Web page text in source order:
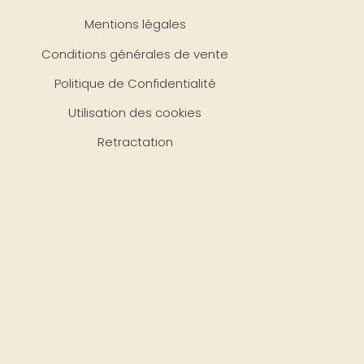
Mentions légales
Conditions générales de vente
Politique de Confidentialité
Utilisation des cookies
Retractation